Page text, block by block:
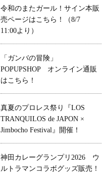
令和のまたガール！サイン本販
売ページはこちら！（8/7
11:00より）
「ガンバの冒険」
POPUPSHOP オンライン通販
はこちら！
真夏のプロレス祭り『LOS
TRANQUILOS de JAPON ×
Jimbocho Festival』開催！
神田カレーグランプリ2026 ウ
ルトラマンコラボグッズ販売！